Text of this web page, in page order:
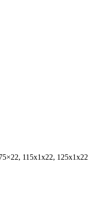
115x1x22,